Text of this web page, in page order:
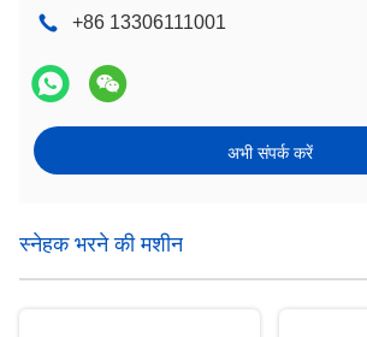
+86 13306111001
अभी संपर्क करें
स्नेहक भरने की मशीन